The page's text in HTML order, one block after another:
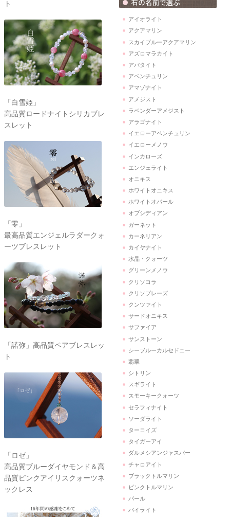
ト
「白雪姫」
高品質ロードナイトシリカブレ
スレット
「零」
最高品質エンジェルラダークォ
ーツブレスレット
「諾弥」高品質ペアブレスレッ
ト
「ロゼ」
高品質ブルーダイヤモンド＆高
品質ピンクアイリスクォーツネ
ックレス
アイオライト
アクアマリン
スカイブルーアクアマリン
アズロマラカイト
アパタイト
アベンチュリン
アマゾナイト
アメジスト
ラベンダーアメジスト
アラゴナイト
イエローアベンチュリン
イエローメノウ
インカローズ
エンジェライト
オニキス
ホワイトオニキス
ホワイトオパール
オブシディアン
ガーネット
カーネリアン
カイヤナイト
水晶・クォーツ
グリーンメノウ
クリソコラ
クリソプレーズ
クンツァイト
サードオニキス
サファイア
サンストーン
シーブルーカルセドニー
翡翠
シトリン
スギライト
スモーキークォーツ
セラフィナイト
ソーダライト
ターコイズ
タイガーアイ
ダルメシアンジャスパー
チャロアイト
ブラックトルマリン
ピンクトルマリン
パール
パイライト